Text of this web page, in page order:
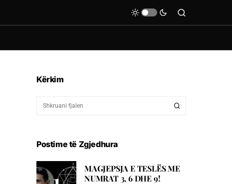
Kërkim
Postime të Zgjedhura
MAGJEPSJA E TESLËS ME
NUMRAT 3, 6 DHE 9!